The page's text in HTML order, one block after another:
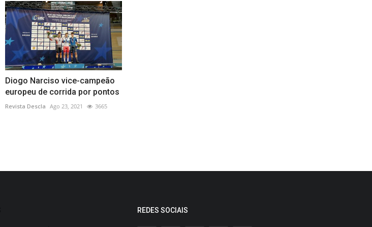
Diogo Narciso vice-campeão
europeu de corrida por pontos
Revista Descla Ago 23, 2021 3665
REDES SOCIAIS